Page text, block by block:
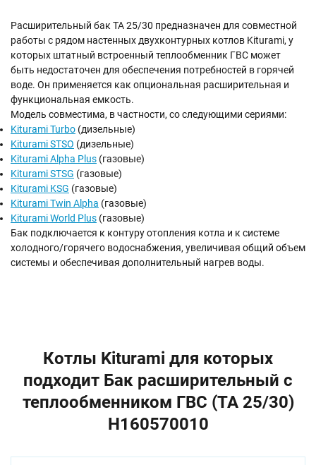
Расширительный бак TA 25/30 предназначен для совместной
работы с рядом настенных двухконтурных котлов Kiturami, у
которых штатный встроенный теплообменник ГВС может
быть недостаточен для обеспечения потребностей в горячей
воде. Он применяется как опциональная расширительная и
функциональная емкость.
Модель совместима, в частности, со следующими сериями:
Kiturami Turbo (дизельные)
Kiturami STSO (дизельные)
Kiturami Alpha Plus (газовые)
Kiturami STSG (газовые)
Kiturami KSG (газовые)
Kiturami Twin Alpha (газовые)
Kiturami World Plus (газовые)
Бак подключается к контуру отопления котла и к системе
холодного/горячего водоснабжения, увеличивая общий объем
системы и обеспечивая дополнительный нагрев воды.
Котлы Kiturami для которых
подходит Бак расширительный с
теплообменником ГВС (TA 25/30)
H160570010